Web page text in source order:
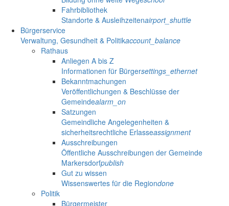
Fahrbibliothek
Standorte & Ausleihzeitenairport_shuttle
Bürgerservice
Verwaltung, Gesundheit & Politikaccount_balance
Rathaus
Anliegen A bis Z
Informationen für Bürgersettings_ethernet
Bekanntmachungen
Veröffentlichungen & Beschlüsse der
Gemeindealarm_on
Satzungen
Gemeindliche Angelegenheiten &
sicherheitsrechtliche Erlasseassignment
Ausschreibungen
Öffentliche Ausschreibungen der Gemeinde
Markersdorfpublish
Gut zu wissen
Wissenswertes für die Regiondone
Politik
Bürgermeister